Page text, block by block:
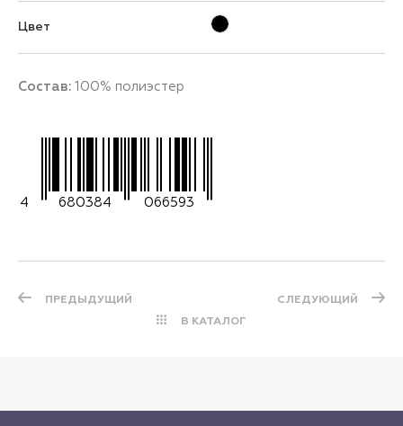
Цвет
Состав: 100% полиэстер
4 680384 066593
ПРЕДЫДУЩИЙ
В КАТАЛОГ
СЛЕДУЮЩИЙ